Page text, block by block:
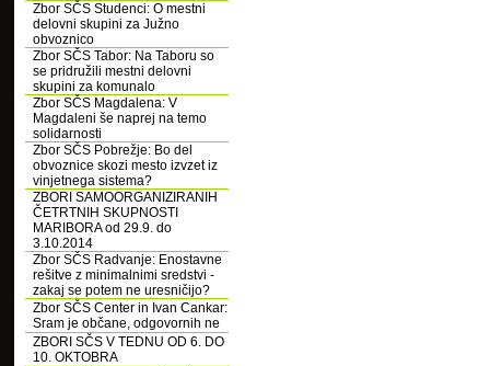
Zbor SČS Studenci: O mestni
delovni skupini za Južno
obvoznico
Zbor SČS Tabor: Na Taboru so
se pridružili mestni delovni
skupini za komunalo
Zbor SČS Magdalena: V
Magdaleni še naprej na temo
solidarnosti
Zbor SČS Pobrežje: Bo del
obvoznice skozi mesto izvzet iz
vinjetnega sistema?
ZBORI SAMOORGANIZIRANIH
ČETRTNIH SKUPNOSTI
MARIBORA od 29.9. do
3.10.2014
Zbor SČS Radvanje: Enostavne
rešitve z minimalnimi sredstvi -
zakaj se potem ne uresničijo?
Zbor SČS Center in Ivan Cankar:
Sram je občane, odgovornih ne
ZBORI SČS V TEDNU OD 6. DO
10. OKTOBRA